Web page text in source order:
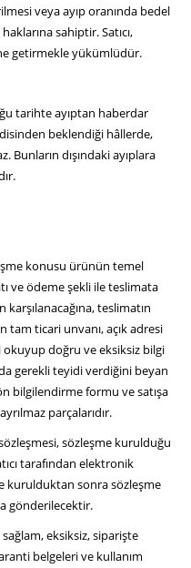
veya ayıp oranında bedel
sahiptir. Satıcı,
getirmekle yükümlüdür.
tarihte ayıptan haberdar
beklendiği hâllerde,
Bunların dışındaki ayıplara
konusu ürünün temel
ve ödeme şekli ile teslimata
teslimatın
tam ticari unvanı, açık adresi
doğru ve eksiksiz bilgi
gerekli teyidi verdiğini beyan
bilgilendirme formu ve satışa
parçalarıdır.
sözleşme kurulduğu
tarafından elektronik
kurulduktan sonra sözleşme
gönderilecektir.
eksiksiz, siparişte
belgeleri ve kullanım